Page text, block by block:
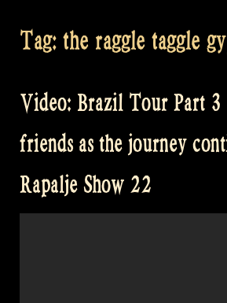
Tag: the raggle taggle
Video: Brazil Tour Part 3
friends as the journey
Rapalje Show 22